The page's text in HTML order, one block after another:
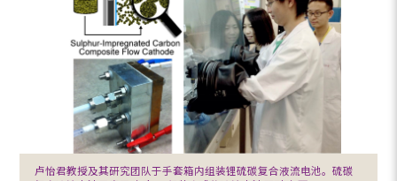
卢怡君教授及其研究团队于手套箱内组装锂硫碳复合液流电池。硫碳